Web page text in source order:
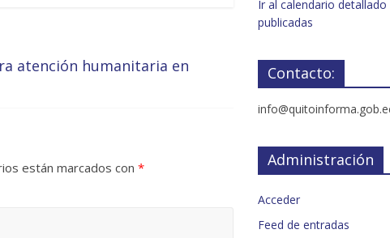
atención humanitaria en
están marcados con *
Ir al calendario
publicadas
Contacto:
Administración
Acceder
Feed de entradas